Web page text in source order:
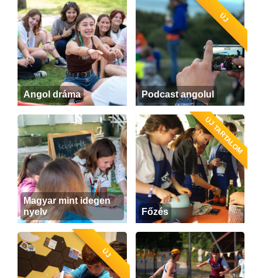
Angol dráma
ÚJ
Podcast angolul
Magyar mint idegen
nyelv
ÚJ TARTALOM
Főzés
ÚJ